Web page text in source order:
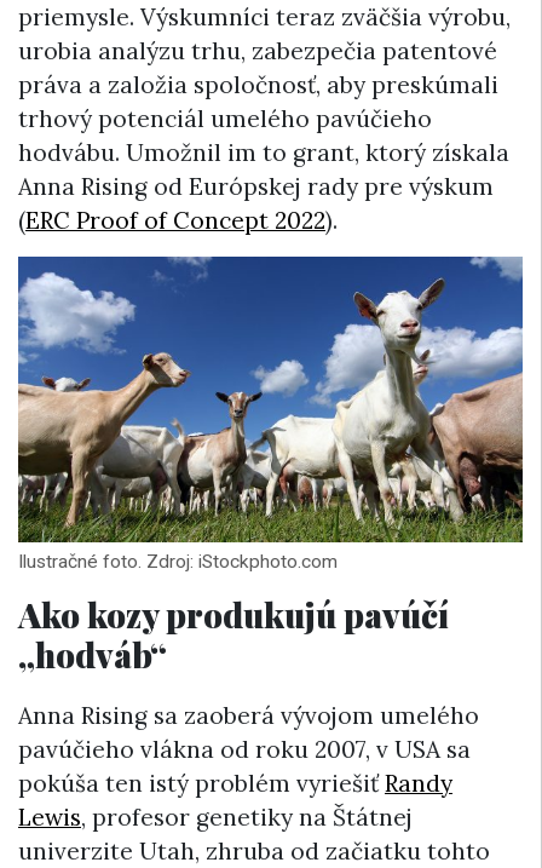
priemysle. Výskumníci teraz zväčšia výrobu,
urobia analýzu trhu, zabezpečia patentové
práva a založia spoločnosť, aby preskúmali
trhový potenciál umelého pavúčieho
hodvábu. Umožnil im to grant, ktorý získala
Anna Rising od Európskej rady pre výskum
(ERC Proof of Concept 2022).
Ilustračné foto. Zdroj: iStockphoto.com
Ako kozy produkujú pavúčí
„hodváb“
Anna Rising sa zaoberá vývojom umelého
pavúčieho vlákna od roku 2007, v USA sa
pokúša ten istý problém vyriešiťRandy
Lewis, profesor genetiky na Štátnej
univerzite Utah, zhruba od začiatku tohto